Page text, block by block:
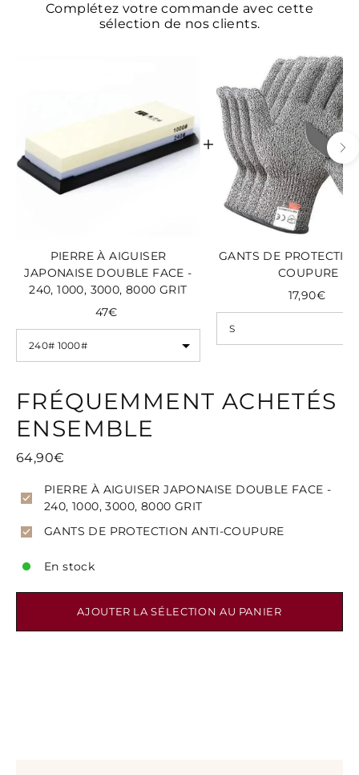
Complétez votre commande avec cette
sélection de nos clients.
PIERRE À AIGUISER
JAPONAISE DOUBLE FACE -
240, 1000, 3000, 8000 GRIT
47€
GANTS DE
COUPURE
17,90€
FRÉQUEMMENT ACHETÉS
ENSEMBLE
64,90€
PIERRE À AIGUISER JAPONAISE DOUBLE FACE -
240, 1000, 3000, 8000 GRIT
GANTS DE PROTECTION ANTI-COUPURE
En stock
AJOUTER LA SÉLECTION AU PANIER